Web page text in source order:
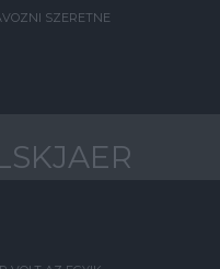
SZERETNE